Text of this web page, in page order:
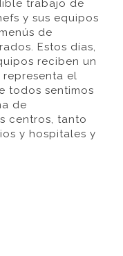
trabajo de
y sus equipos
de
Estos días,
reciben un
el
todos sentimos
de
centros, tanto
y hospitales y